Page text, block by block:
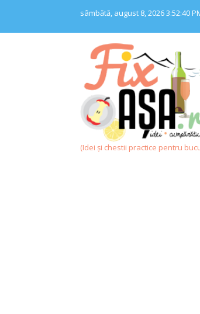
sâmbătă, august 8, 20263:52:40
(Idei și chestii practice pentru